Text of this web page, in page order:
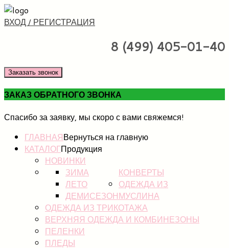
ВХОД / РЕГИСТРАЦИЯ
8 (499) 405-01-40
Заказать звонок
ЗАКАЗ ОБРАТНОГО ЗВОНКА
Спасибо за заявку, мы скоро с вами свяжемся!
ГЛАВНАЯВернуться на главную
КАТАЛОГПродукция
НОВИНКИ
КОНВЕРТЫ
ЗИМА
ЛЕТО
ДЕМИСЕЗОН
ОДЕЖДА ИЗ
МУСЛИНА
ОДЕЖДА ИЗ ТРИКОТАЖА
ВЕРХНЯЯ ОДЕЖДА И КОМБИНЕЗОНЫ
ПЕЛЕНКИ
ПЛЕДЫ